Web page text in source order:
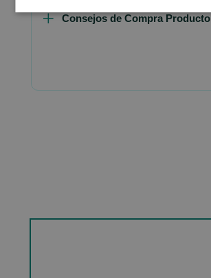
Consejos de Compra Producto